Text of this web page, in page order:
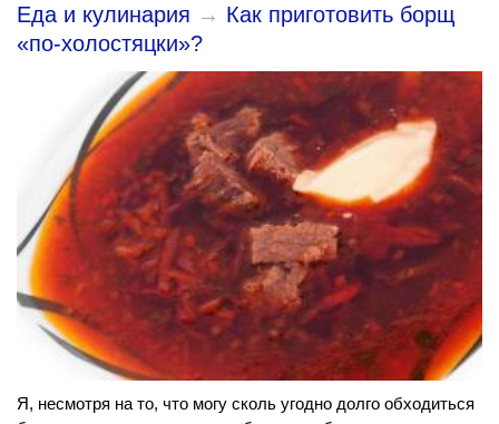
Еда и кулинария → Как приготовить борщ
«по-холостяцки»?
Я, несмотря на то, что могу сколь угодно долго обходиться